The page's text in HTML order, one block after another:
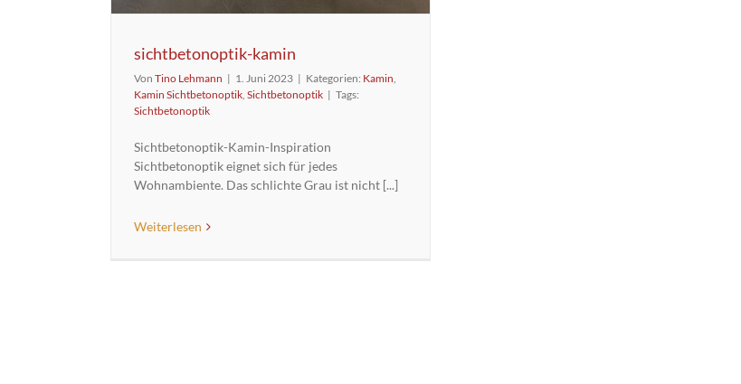
sichtbetonoptik-kamin
Von Tino Lehmann | 1. Juni 2023 | Kategorien: Kamin,
Kamin Sichtbetonoptik, Sichtbetonoptik | Tags:
Sichtbetonoptik
Sichtbetonoptik-Kamin-Inspiration
Sichtbetonoptik eignet sich für jedes
Wohnambiente. Das schlichte Grau ist nicht [...]
Weiterlesen